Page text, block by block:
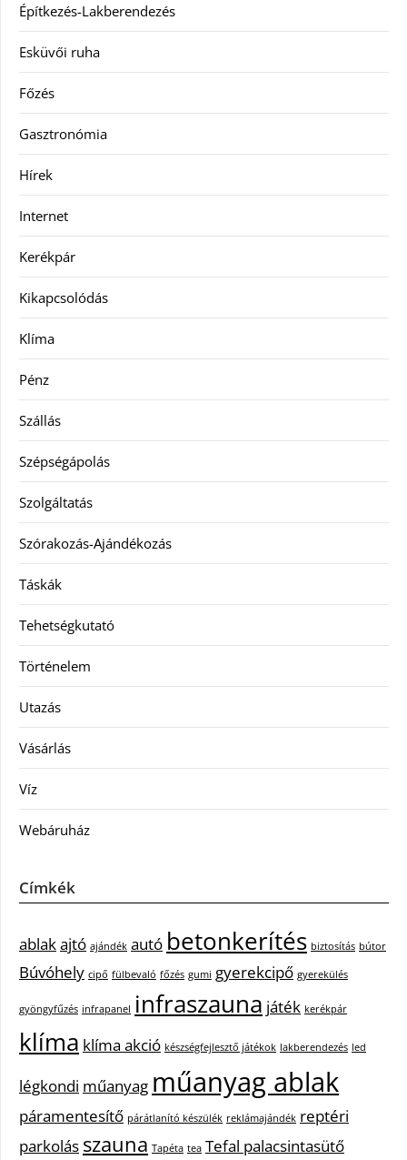
Építkezés-Lakberendezés
Esküvői ruha
Főzés
Gasztronómia
Hírek
Internet
Kerékpár
Kikapcsolódás
Klíma
Pénz
Szállás
Szépségápolás
Szolgáltatás
Szórakozás-Ajándékozás
Táskák
Tehetségkutató
Történelem
Utazás
Vásárlás
Víz
Webáruház
Címkék
ablakajtó ajándék autó betonkerítés biztosítás bútor
Búvóhely cipő fülbevaló főzés gumi gyerekcipő gyerekülés
gyöngyfűzés infrapanel infraszauna játék kerékpár
klíma klíma akció készségfejlesztő játékok lakberendezés led
légkondi műanyag műanyag ablak
páramentesítő párátlanító készülék reklámajándék reptéri
parkolás szauna Tapéta tea Tefal palacsintasütő